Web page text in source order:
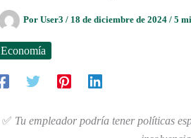
Por User3 / 18 de diciembre de 2024 / 5
Economía
✅ Tu empleador podría tener políticas